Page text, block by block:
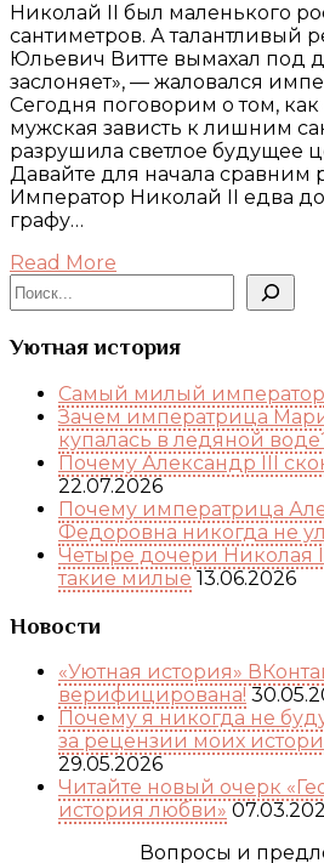
Николай II был маленького
сантиметров. А талантливый
Юльевич Витте вымахал под
заслоняет», — жаловался
Сегодня поговорим о том,
мужская зависть к лишним
разрушила светлое будущее
Давайте для начала сравним
Император Николай II едва
графу…
Read More
Поиск
Уютная история
Самый милый император
Зачем императрица
купалась в ледяной
Почему Александр III
22.07.2026
Почему императрица
Федоровна никогда не
Четыре дочери Николая
такие милые 13.06.2026
Новости
«Уютная история»
верифицирована!
Почему я никогда не
за рецензии моих
29.05.2026
Читайте новый очерк
история любви»
Вопросы и